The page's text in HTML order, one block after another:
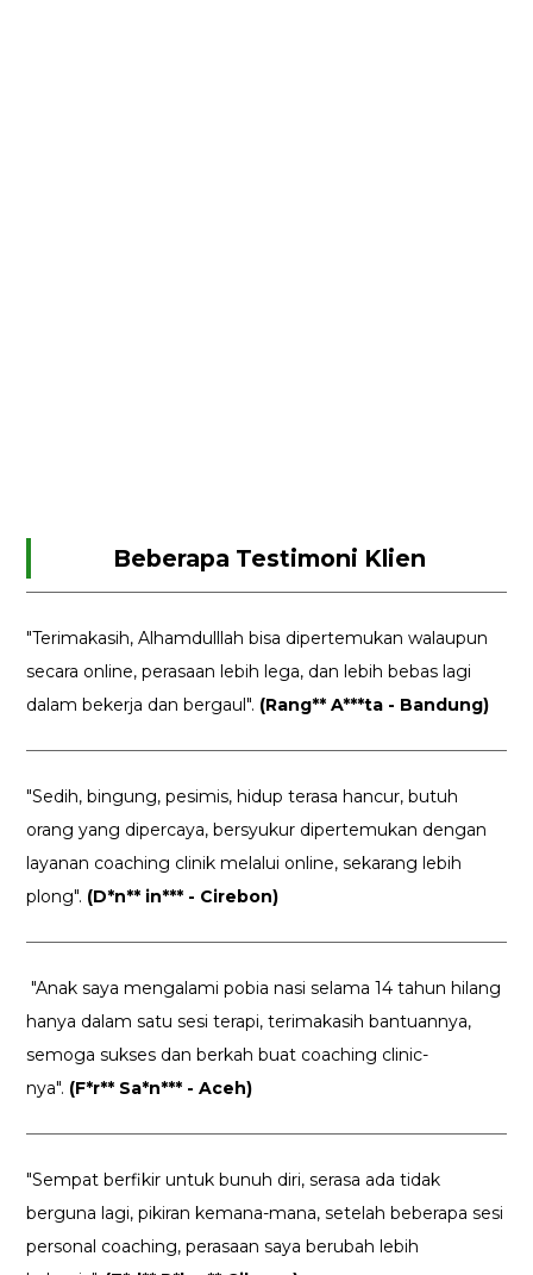
Beberapa Testimoni Klien
"Terimakasih, Alhamdulllah bisa dipertemukan walaupun
secara online, perasaan lebih lega, dan lebih bebas lagi
dalam bekerja dan bergaul". (Rang** A***ta - Bandung)
"Sedih, bingung, pesimis, hidup terasa hancur, butuh
orang yang dipercaya, bersyukur dipertemukan dengan
layanan coaching clinik melalui online, sekarang lebih
plong". (D*n** in*** - Cirebon)
"Anak saya mengalami pobia nasi selama 14 tahun hilang
hanya dalam satu sesi terapi, terimakasih bantuannya,
semoga sukses dan berkah buat coaching clinic-
nya". (F*r** Sa*n*** - Aceh)
"Sempat berfikir untuk bunuh diri, serasa ada tidak
berguna lagi, pikiran kemana-mana, setelah beberapa sesi
personal coaching, perasaan saya berubah lebih